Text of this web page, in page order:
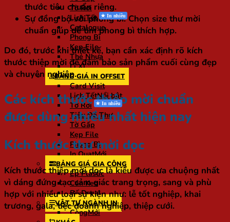
Tờ Rơi
Lịch Tết
Catalogue
Phong Bì
Kẹp File
Thẻ Nhựa
Lì Xì
BẢNG GIÁ IN OFFSET
Card Visit
Lịch Tết
Tờ Rơi
Tiêu Đề Thư
Tờ Gấp
Kẹp File
Phong Bì
In Quạt
BẢNG GIÁ GIA CÔNG
Ép Plastic
Cán Keo
Bế Decal
VẬT TƯ NGÀNH IN
Còng
thước tiêu chuẩn riêng.
Sự đồng bộ với phong bì:Chọn size thư mời
chuẩn giúp dễ tìm phong bì thích hợp.
Do đó, trước khi thiết kế, bạn cần xác định rõ kích
thước thiệp mời để đảm bảo sản phẩm cuối cùng đẹp
và chuyên nghiệp.
Các kích thước thiệp mời chuẩn
được dùng nhiều nhất hiện nay
Kích thước thư mời dọc
Kích thước thiệp mời dọc là kiểu được ưa chuộng nhất
vì dáng đứng tạo cảm giác trang trọng, sang và phù
hợp với nhiều loại sự kiện như: lễ tốt nghiệp, khai
trương, gala, tiệc doanh nghiệp, thiệp cưới.